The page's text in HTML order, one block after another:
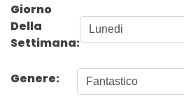
Giorno
Della
Settimana:
Genere: